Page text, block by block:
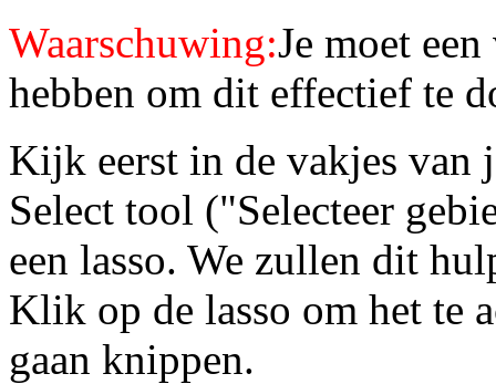
Waarschuwing:Je moet
hebben om dit effectief te
Kijk eerst in de vakjes van
Select tool ("Selecteer
een lasso. We zullen dit
Klik op de lasso om het te
gaan knippen.